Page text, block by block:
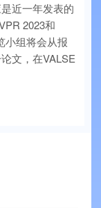
近一年发表的
2023和
小组将会从报
文，在VALSE